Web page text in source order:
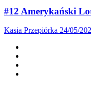
#12 Amerykański
Kasia Przepiórka 24/05/